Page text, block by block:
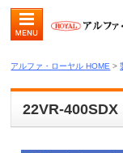
アルファ・ローヤル HOME >
22VR-400SDX